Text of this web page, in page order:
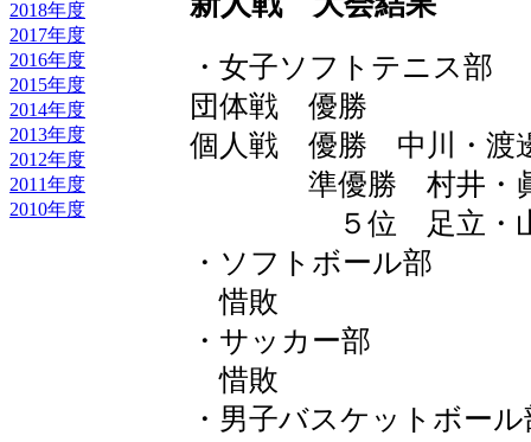
2018年度
2017年度
2016年度
2015年度
2014年度
2013年度
2012年度
2011年度
2010年度
・女子ソフトテニス部
団体戦 優勝
個人戦 優勝 中川・渡
準優勝 村井・眞
５位 足立・山
・ソフトボール部
惜敗
・サッカー部
惜敗
・男子バスケットボール